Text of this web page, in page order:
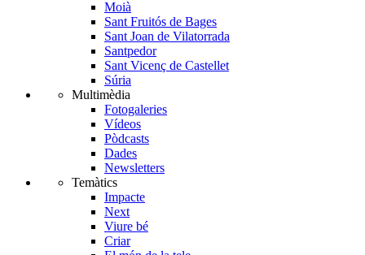
Moià
Sant Fruitós de Bages
Sant Joan de Vilatorrada
Santpedor
Sant Vicenç de Castellet
Súria
Multimèdia
Fotogaleries
Vídeos
Pòdcasts
Dades
Newsletters
Temàtics
Impacte
Next
Viure bé
Criar